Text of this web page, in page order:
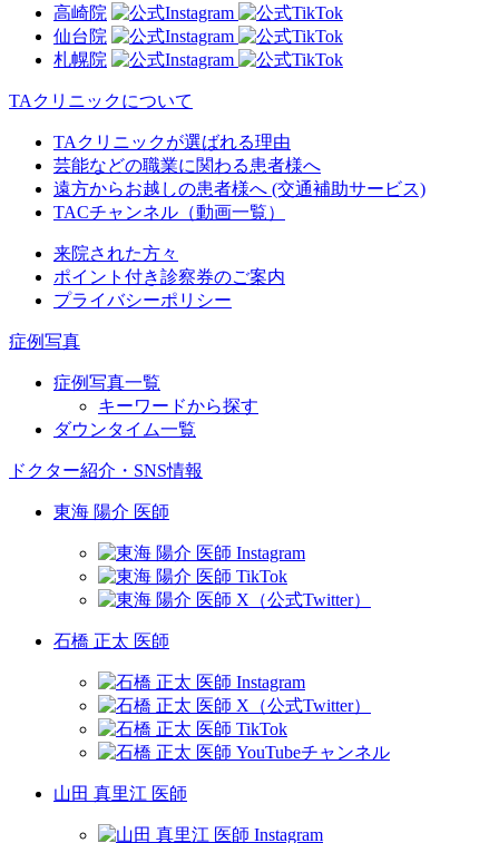
高崎院
仙台院
札幌院
TAクリニックについて
TAクリニックが選ばれる理由
芸能などの職業に関わる患者様へ
遠方からお越しの患者様へ (交通補助サービス)
TACチャンネル（動画一覧）
来院された方々
ポイント付き診察券のご案内
プライバシーポリシー
症例写真
症例写真一覧
キーワードから探す
ダウンタイム一覧
ドクター紹介・SNS情報
東海 陽介 医師
石橋 正太 医師
山田 真里江 医師